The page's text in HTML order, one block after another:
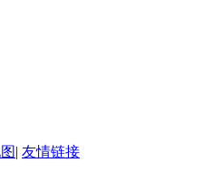
| 友情链接